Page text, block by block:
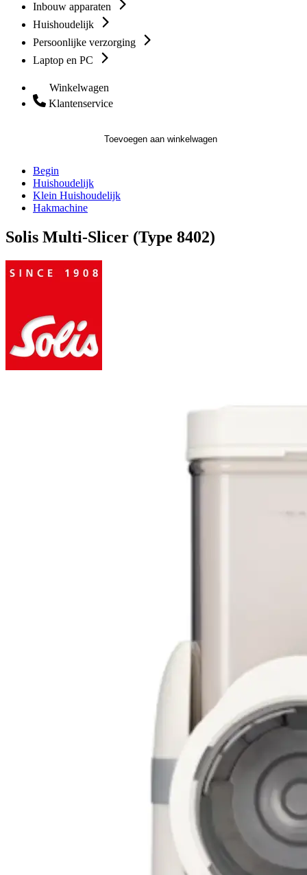
Inbouw apparaten
Huishoudelijk
Persoonlijke verzorging
Laptop en PC
Winkelwagen
Klantenservice
Toevoegen aan winkelwagen
Begin
Huishoudelijk
Klein Huishoudelijk
Hakmachine
Solis Multi-Slicer (Type 8402)